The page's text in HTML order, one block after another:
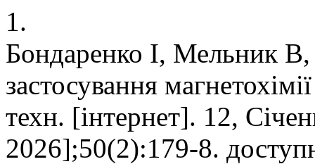
1.
Бондаренко І, Мельник
застосування
техн. [інтернет]. 12,
2026];50(2):179-8.